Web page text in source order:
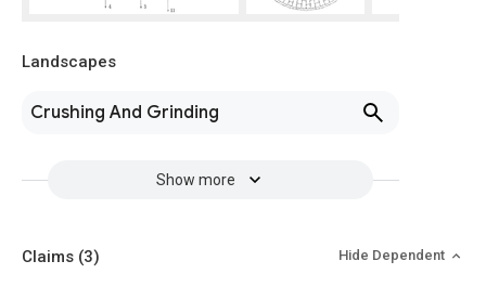
Landscapes
Crushing And Grinding
Show more
Claims (3) Hide Dependent